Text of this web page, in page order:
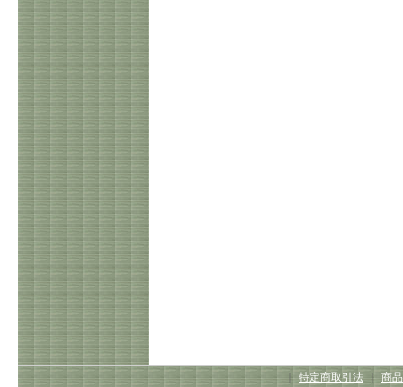
｜ 特定商取引法 ｜ 商